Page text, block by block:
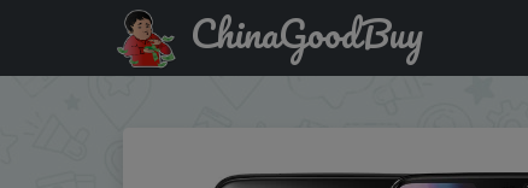
Код на знижку `20jdru1111` Oneplus 6 8ГБ + 128ГБ.
ChinaGoodBuy